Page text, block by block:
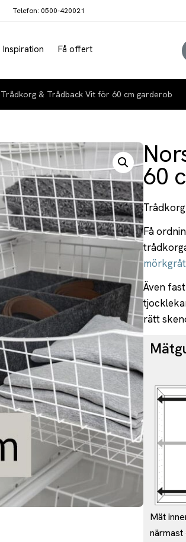
Inspiration Få offert
Telefon: 0500-420021
& Trådback Vit för 60 cm garderob
60
Få
Även
rätt
Mät
närmast